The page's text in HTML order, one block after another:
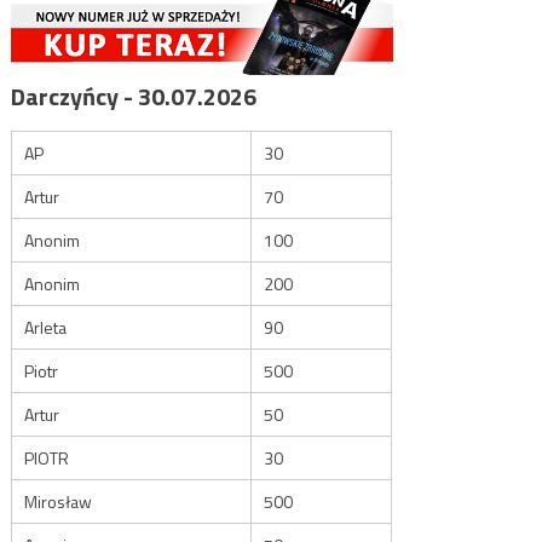
Darczyńcy - 30.07.2026
AP
30
Artur
70
Anonim
100
Anonim
200
Arleta
90
Piotr
500
Artur
50
PIOTR
30
Mirosław
500